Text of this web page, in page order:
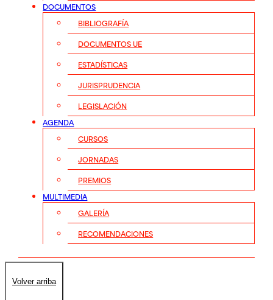
DOCUMENTOS
BIBLIOGRAFÍA
DOCUMENTOS UE
ESTADÍSTICAS
JURISPRUDENCIA
LEGISLACIÓN
AGENDA
CURSOS
JORNADAS
PREMIOS
MULTIMEDIA
GALERÍA
RECOMENDACIONES
Volver arriba